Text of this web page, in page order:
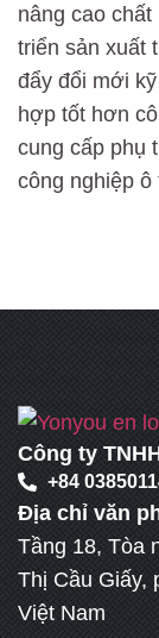
nâng cao
triển sản xuất
đẩy đổi mới
hợp tốt hơn
cung cấp phụ
công nghiệp
Công ty
+84
Địa chỉ văn
Tầng 18, Tòa
Thị Cầu Giấy,
Việt Nam